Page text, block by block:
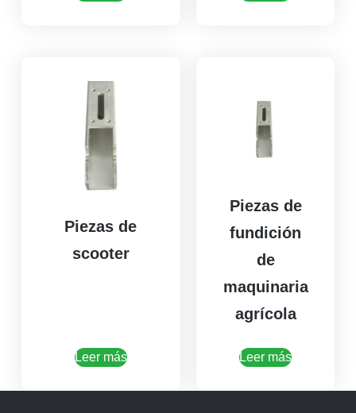
Piezas de
scooter
Leer más
Piezas de
fundición
de
maquinaria
agrícola
Leer más